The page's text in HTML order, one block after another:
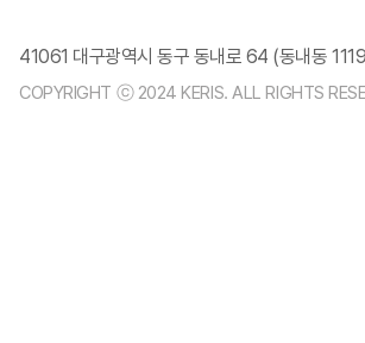
41061 대구광역시 동구 동내로 64 (동내동
COPYRIGHT ⓒ 2024 KERIS. ALL RIGHTS